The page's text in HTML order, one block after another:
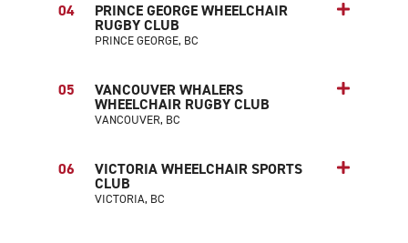
04 PRINCE GEORGE WHEELCHAIR
RUGBY CLUB
PRINCE GEORGE, BC
05 VANCOUVER WHALERS
WHEELCHAIR RUGBY CLUB
VANCOUVER, BC
06 VICTORIA WHEELCHAIR SPORTS
CLUB
VICTORIA, BC